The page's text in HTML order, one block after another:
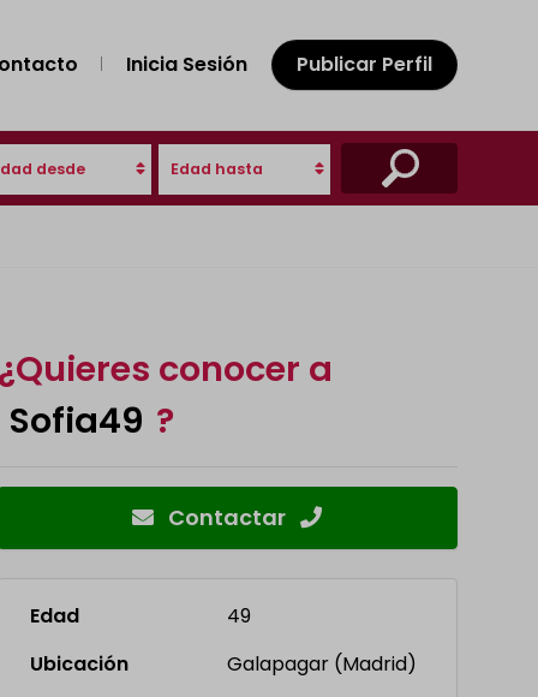
Inicia Sesión Publicar Perfil
desde Edad hasta
conocer a
Sofia49 ?
Contactar
Edad
49
Ubicación
Galapagar (Madrid)